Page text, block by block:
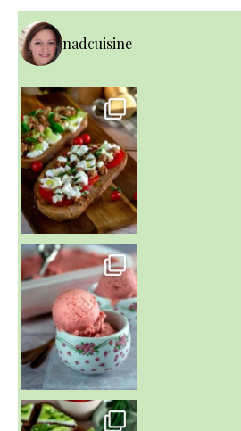
nadcuisine
~ NICE CREAM À LA FRAISE ~
Presque un mois que